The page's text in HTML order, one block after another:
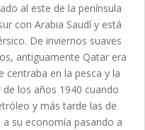
al este de la península
con Arabia Saudí y está
De inviernos suaves
antiguamente Qatar era
centraba en la pesca y la
los años 1940 cuando
y más tarde las de
su economía pasando a